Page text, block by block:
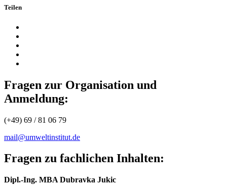
Teilen
Fragen zur Organisation und
Anmeldung:
(+49) 69 / 81 06 79
mail@umweltinstitut.de
Fragen zu fachlichen Inhalten:
Dipl.-Ing. MBA Dubravka Jukic